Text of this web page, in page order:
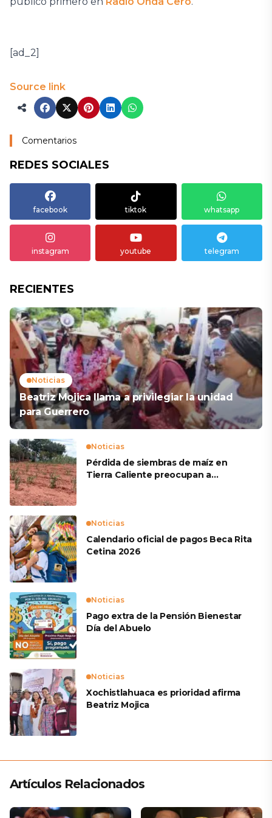
[ad_2]
Source link
Comentarios
REDES SOCIALES
facebook tiktok whatsapp
instagram youtube telegram
RECIENTES
Noticias
Beatriz Mojica llama a privilegiar la unidad
para Guerrero
Noticias
Pérdida de siembras de maíz en
Tierra Caliente preocupan a
Noticias
Calendario oficial de pagos Beca Rita
Cetina 2026
Noticias
Pago extra de la Pensión Bienestar
Día del Abuelo
Noticias
Xochistlahuaca es prioridad afirma
Beatriz Mojica
Artículos Relacionados